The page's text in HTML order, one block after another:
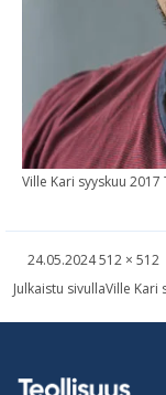
Ville Kari syys­kuu
Kirjoitettu
24.05.2024512 × 512
Навигация
Julkaistu sivullaVille Kari